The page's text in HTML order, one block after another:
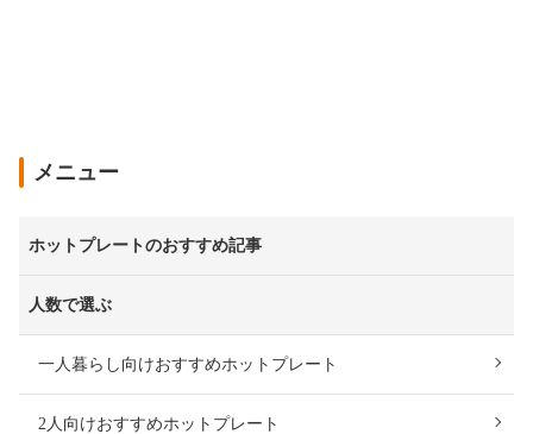
メニュー
ホットプレートのおすすめ記事
人数で選ぶ
一人暮らし向けおすすめホットプレート
2人向けおすすめホットプレート